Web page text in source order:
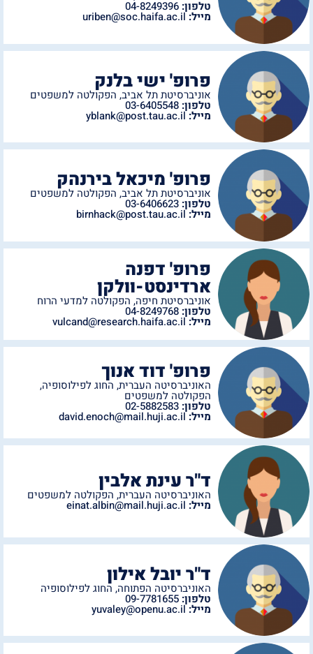
טלפון: 04-8249396
מייל:uriben@soc.haifa.ac.il
פרופ' ישי בלנק
אוניברסיטת תל אביב, הפקולטה למשפטים
טלפון: 03-6405548
מייל:yblank@post.tau.ac.il
פרופ' מיכאל בירנהק
אוניברסיטת תל אביב, הפקולטה למשפטים
טלפון: 03-6406623
מייל:birnhack@post.tau.ac.il
פרופ' דפנה
ארדינסט-וולקן
אוניברסיטת חיפה, הפקולטה למדעי הרוח
טלפון: 04-8249768
מייל:vulcand@research.haifa.ac.il
פרופ' דוד אנוך
האוניברסיטה העברית, החוג לפילוסופיה,
הפקולטה למשפטים
טלפון: 02-5882583
מייל:david.enoch@mail.huji.ac.il
ד"ר עינת אלבין
האוניברסיטה העברית, הפקולטה למשפטים
מייל: einat.albin@mail.huji.ac.il
ד"ר יובל אילון
האוניברסיטה הפתוחה, החוג לפילוסופיה
טלפון: 09-7781655
מייל:yuvaley@openu.ac.il